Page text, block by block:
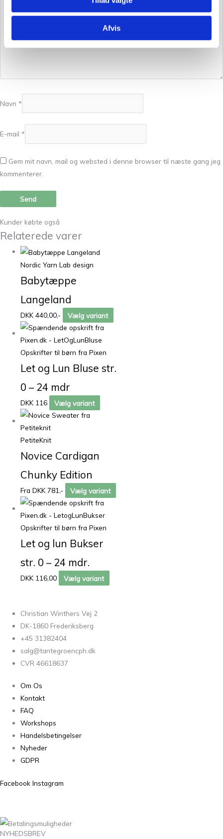
Afvis
Navn *
E-mail *
Gem mit navn, mail og websted i denne browser til næste gang jeg
kommenterer.
Kunder købte også
Relaterede varer
Nordic Yarn Lab design
Babytæppe
Langeland
DKK 440,00,- Vælg variant
Opskrifter til børn fra Pixen
Let og Lun Bluse str.
0 – 24 mdr
DKK 116 Vælg variant
PetiteKnit
Novice Cardigan
Chunky Edition
Fra DKK 781,- Vælg variant
Opskrifter til børn fra Pixen
Let og lun Bukser
str. 0 – 24 mdr.
DKK 116,00 Vælg variant
Christian Winthers Vej 2
DK-1860 Frederiksberg
+45 31382404
salg@tantegroencph.dk
CVR 46618637
Om Os
Kontakt
FAQ
Workshops
Handelsbetingelser
Nyheder
GDPR
Facebook Instagram
NYHEDSBREV